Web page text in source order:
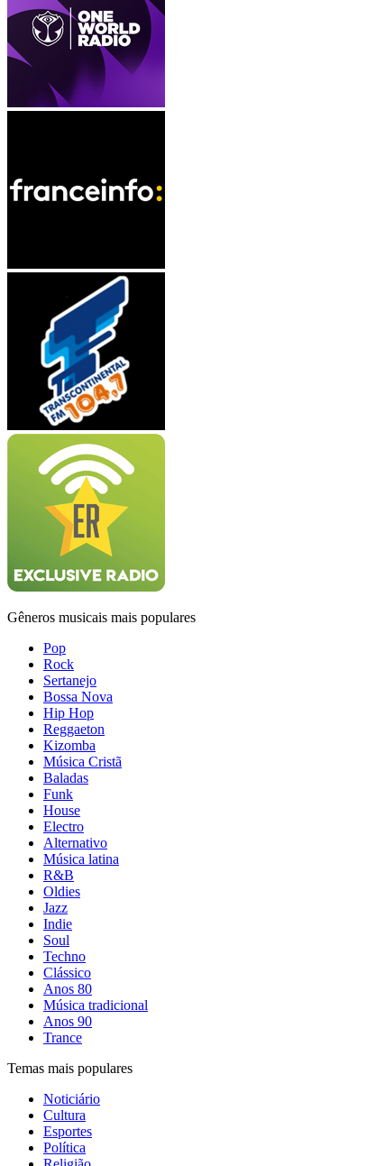
Gêneros musicais mais populares
Pop
Rock
Sertanejo
Bossa Nova
Hip Hop
Reggaeton
Kizomba
Música Cristã
Baladas
Funk
House
Electro
Alternativo
Música latina
R&B
Oldies
Jazz
Indie
Soul
Techno
Clássico
Anos 80
Música tradicional
Anos 90
Trance
Temas mais populares
Noticiário
Cultura
Esportes
Política